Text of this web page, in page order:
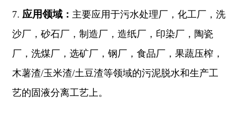
7. 应用领域 ： 主要应用于污水处理厂，化工厂，洗
沙厂，砂石厂，制造厂，造纸厂，印染厂，陶瓷
厂，洗煤厂，选矿厂，钢厂，食品厂，果蔬压榨，
木薯渣/玉米渣/土豆渣等领域的污泥脱水和生产工
艺的固液分离工艺上。